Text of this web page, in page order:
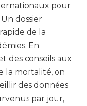
pour
dossier
de la
En
des conseils aux
la mortalité, on
des données
par jour,